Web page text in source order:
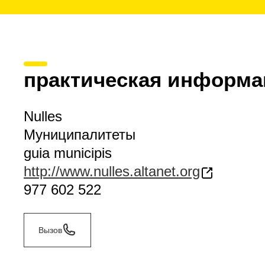
практическая
Nulles
Муниципалитеты
guia municipis
http://www.nulles.altanet.org
977 602 522
Вызов